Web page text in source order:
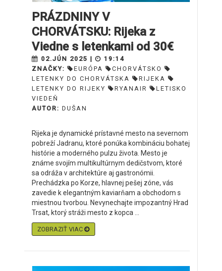
PRÁZDNINY V
CHORVÁTSKU: Rijeka z
Viedne s letenkami od 30€
02.JÚN 2025 |
19:14
ZNAČKY:
EURÓPA
CHORVÁTSKO
LETENKY DO CHORVÁTSKA
RIJEKA
LETENKY DO RIJEKY
RYANAIR
LETISKO
VIEDEŇ
AUTOR: DUŠAN
Rijeka je dynamické prístavné mesto na severnom
pobreží Jadranu, ktoré ponúka kombináciu bohatej
histórie a moderného pulzu života. Mesto je
známe svojím multikultúrnym dedičstvom, ktoré
sa odráža v architektúre aj gastronómii.
Prechádzka po Korze, hlavnej pešej zóne, vás
zavedie k elegantným kaviarňam a obchodom s
miestnou tvorbou. Nevynechajte impozantný Hrad
Trsat, ktorý stráži mesto z kopca ...
ZOBRAZIŤ VIAC